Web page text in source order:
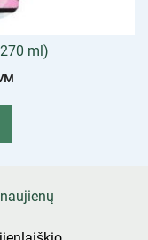
ml)